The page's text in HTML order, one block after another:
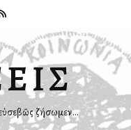
ζήσωμεν…